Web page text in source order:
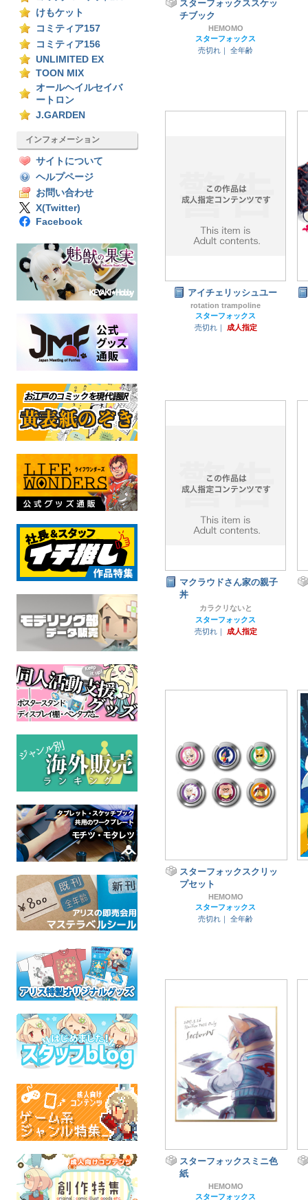
けもケット
コミティア157
コミティア156
UNLIMITED EX
TOON MIX
オールヘイルセイバ
ートロン
J.GARDEN
インフォメーション
サイトについて
ヘルプページ
お問い合わせ
X(Twitter)
Facebook
スターフォックススケッ
チブック
HEMOMO
スターフォックス
売切れ｜
全年齢
アイチェリッシュユー
rotation trampoline
スターフォックス
売切れ｜
成人指定
マクラウドさん家の親子
丼
カラクリないと
スターフォックス
売切れ｜
成人指定
スターフォックスクリッ
プセット
HEMOMO
スターフォックス
売切れ｜
全年齢
スターフォックスミニ色
紙
HEMOMO
スターフォックス